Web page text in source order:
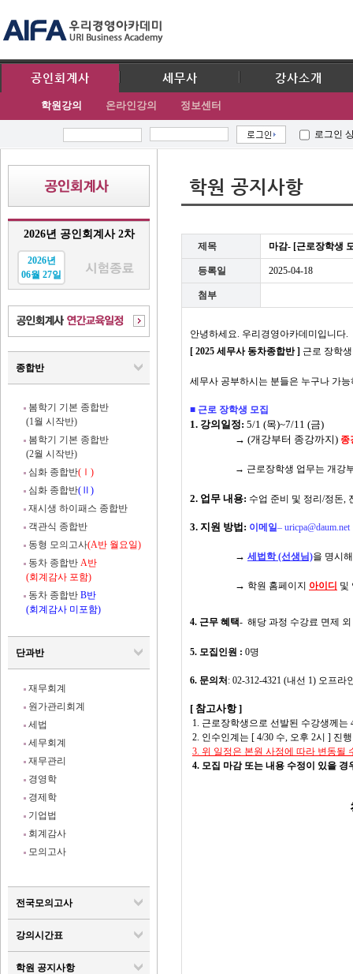
공인회계사
학원강의 온라인강의 정보센터
세무사 강사소개
로그인
2026년 공인회계사 2차
2026년
06월 27일
종합반
봄학기 기본 종합반
(1월 시작반)
봄학기 기본 종합반
(2월 시작반)
심화 종합반(Ⅰ)
심화 종합반(Ⅱ)
재시생 하이패스 종합반
객관식 종합반
동형 모의고사(A반 월요일)
동차 종합반 A반
(회계감사 포함)
동차 종합반 B반
(회계감사 미포함)
단과반
재무회계
원가관리회계
세법
세무회계
재무관리
경영학
경제학
기업법
회계감사
모의고사
전국모의고사
강의시간표
학원 공지사항
학원 공지사항
제목 마감- [근로장학생
등록일 2025-04-18
첨부
안녕하세요. 우리경영아카데미입니다.
[ 2025 세무사 동차종합반] 근로 장학
세무사 공부하시는 분들은 누구나 가
■ 근로 장학생 모집
1. 강의일정: 5/1 (목)~7/11 (금)
→ (개강부터 종강까지) 종
→ 근로장학생 업무는 개강부터
2. 업무 내용: 수업 준비 및 정리/정돈,
3. 지원 방법: 이메일– uricpa@daum.net
→ 세법학 (선생님)을 명시
→ 학원 홈페이지 아이디 및
4. 근무 혜택- 해당 과정 수강료 면제
5. 모집인원 : 0명
6. 문의처 : 02-312-4321 (내선 1) 오프라
[ 참고사항 ]
1. 근로장학생으로 선발된 수강생께는
2. 인수인계는 [ 4/30 수, 오후 2시 ] 진
3. 위 일정은 본원 사정에 따라 변동될
4. 모집 마감 또는 내용 수정이 있을